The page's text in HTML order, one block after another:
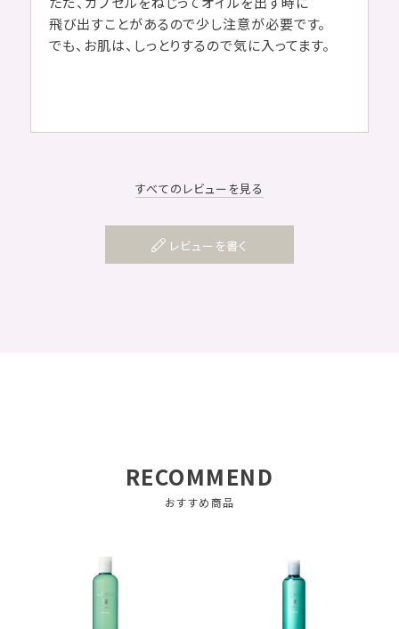
飛び出すことがあるので少し注意が必要です。
でも、お肌は、しっとりするので気に入ってます。
すべてのレビューを見る
レビューを書く
RECOMMEND
おすすめ商品